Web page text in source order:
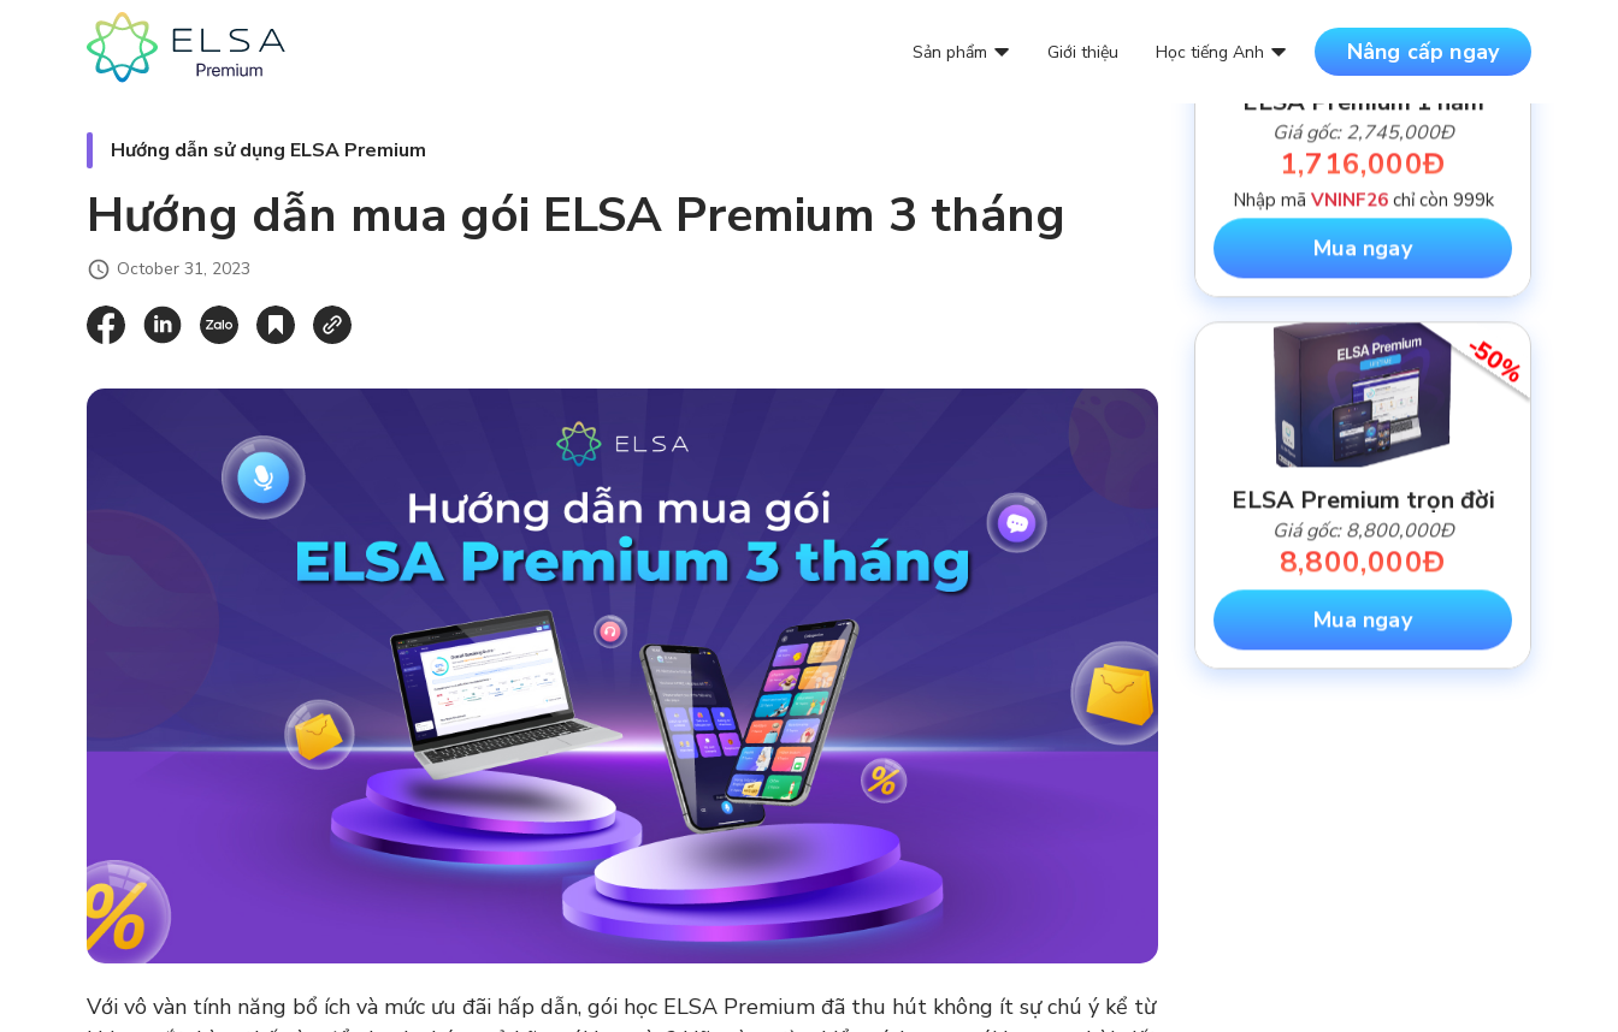
Sản phẩm Giới thiệu Học tiếng Anh Nâng cấp ngay
Hướng dẫn sử dụng ELSA Premium
Hướng dẫn mua gói ELSA Premium 3 tháng
October 31, 2023
Với vô vàn tính năng bổ ích và mức ưu đãi hấp dẫn, gói học ELSA Premium đã thu hút không ít sự chú ý kể từ
DANH MỤC BÀI VIẾT
NỘI DUNG MỚI NHẤT
ELSA Premium 1 năm
Giá gốc: 2,745,000Đ
1,716,000Đ
Nhập mã VNINF26chỉ còn 999k
Mua ngay
-50%
ELSA Premium trọn đời
Giá gốc: 8,800,000Đ
8,800,000Đ
Mua ngay